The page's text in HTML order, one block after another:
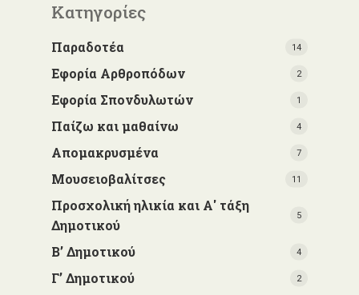
Κατηγορίες
Παραδοτέα 14
Εφορία Αρθροπόδων 2
Εφορία Σπονδυλωτών 1
Παίζω και μαθαίνω 4
Απομακρυσμένα 7
Μουσειοβαλίτσες 11
Προσχολική ηλικία και Α' τάξη
Δημοτικού
5
Β’ Δημοτικού 4
Γ’ Δημοτικού 2